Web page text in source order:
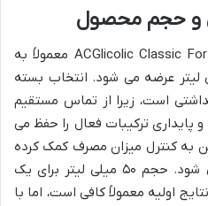
و حجم محصول
بسته بندی ژل کرم سسدرما ACGlicolic Classic Forte معمولاً به
و در حجم ۵۰ میلی لیتر عرضه می شود. انتخاب بسته
است، زیرا از تماس مستقیم
پایداری ترکیبات فعال را حفظ می
به کنترل میزان مصرف کمک کرده
و مانع از هدر رفتن محصول می شود. حجم ۵۰ میلی لیتر برای یک
اولیه معمولاً کافی است، اما با